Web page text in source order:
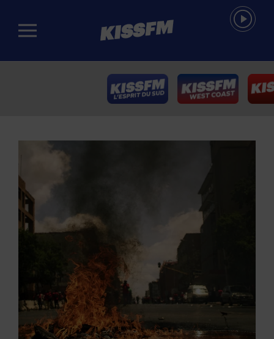
Passer au contenu principal